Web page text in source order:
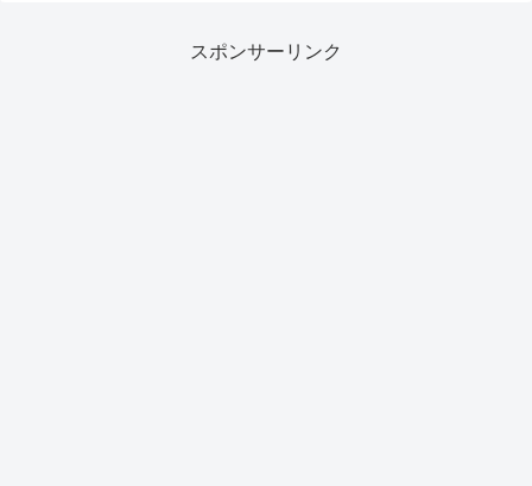
スポンサーリンク